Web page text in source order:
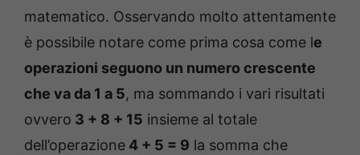
matematico. Osservando molto attentamente
è possibile notare come prima cosa come le
operazioni seguono un numero crescente
che va da 1 a 5, ma sommando i vari risultati
ovvero 3 + 8 + 15 insieme al totale
dell’operazione 4 + 5 = 9 la somma che